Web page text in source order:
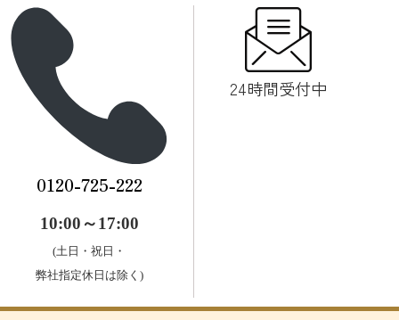
0120-725-222
10:00～17:00
(土日・祝日・
弊社指定休日は除く)
24時間受付中